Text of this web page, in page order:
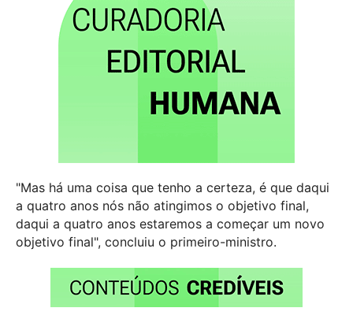
"Mas há uma coisa que tenho a certeza, é que daqui
a quatro anos nós não atingimos o objetivo final,
daqui a quatro anos estaremos a começar um novo
objetivo final", concluiu o primeiro-ministro.